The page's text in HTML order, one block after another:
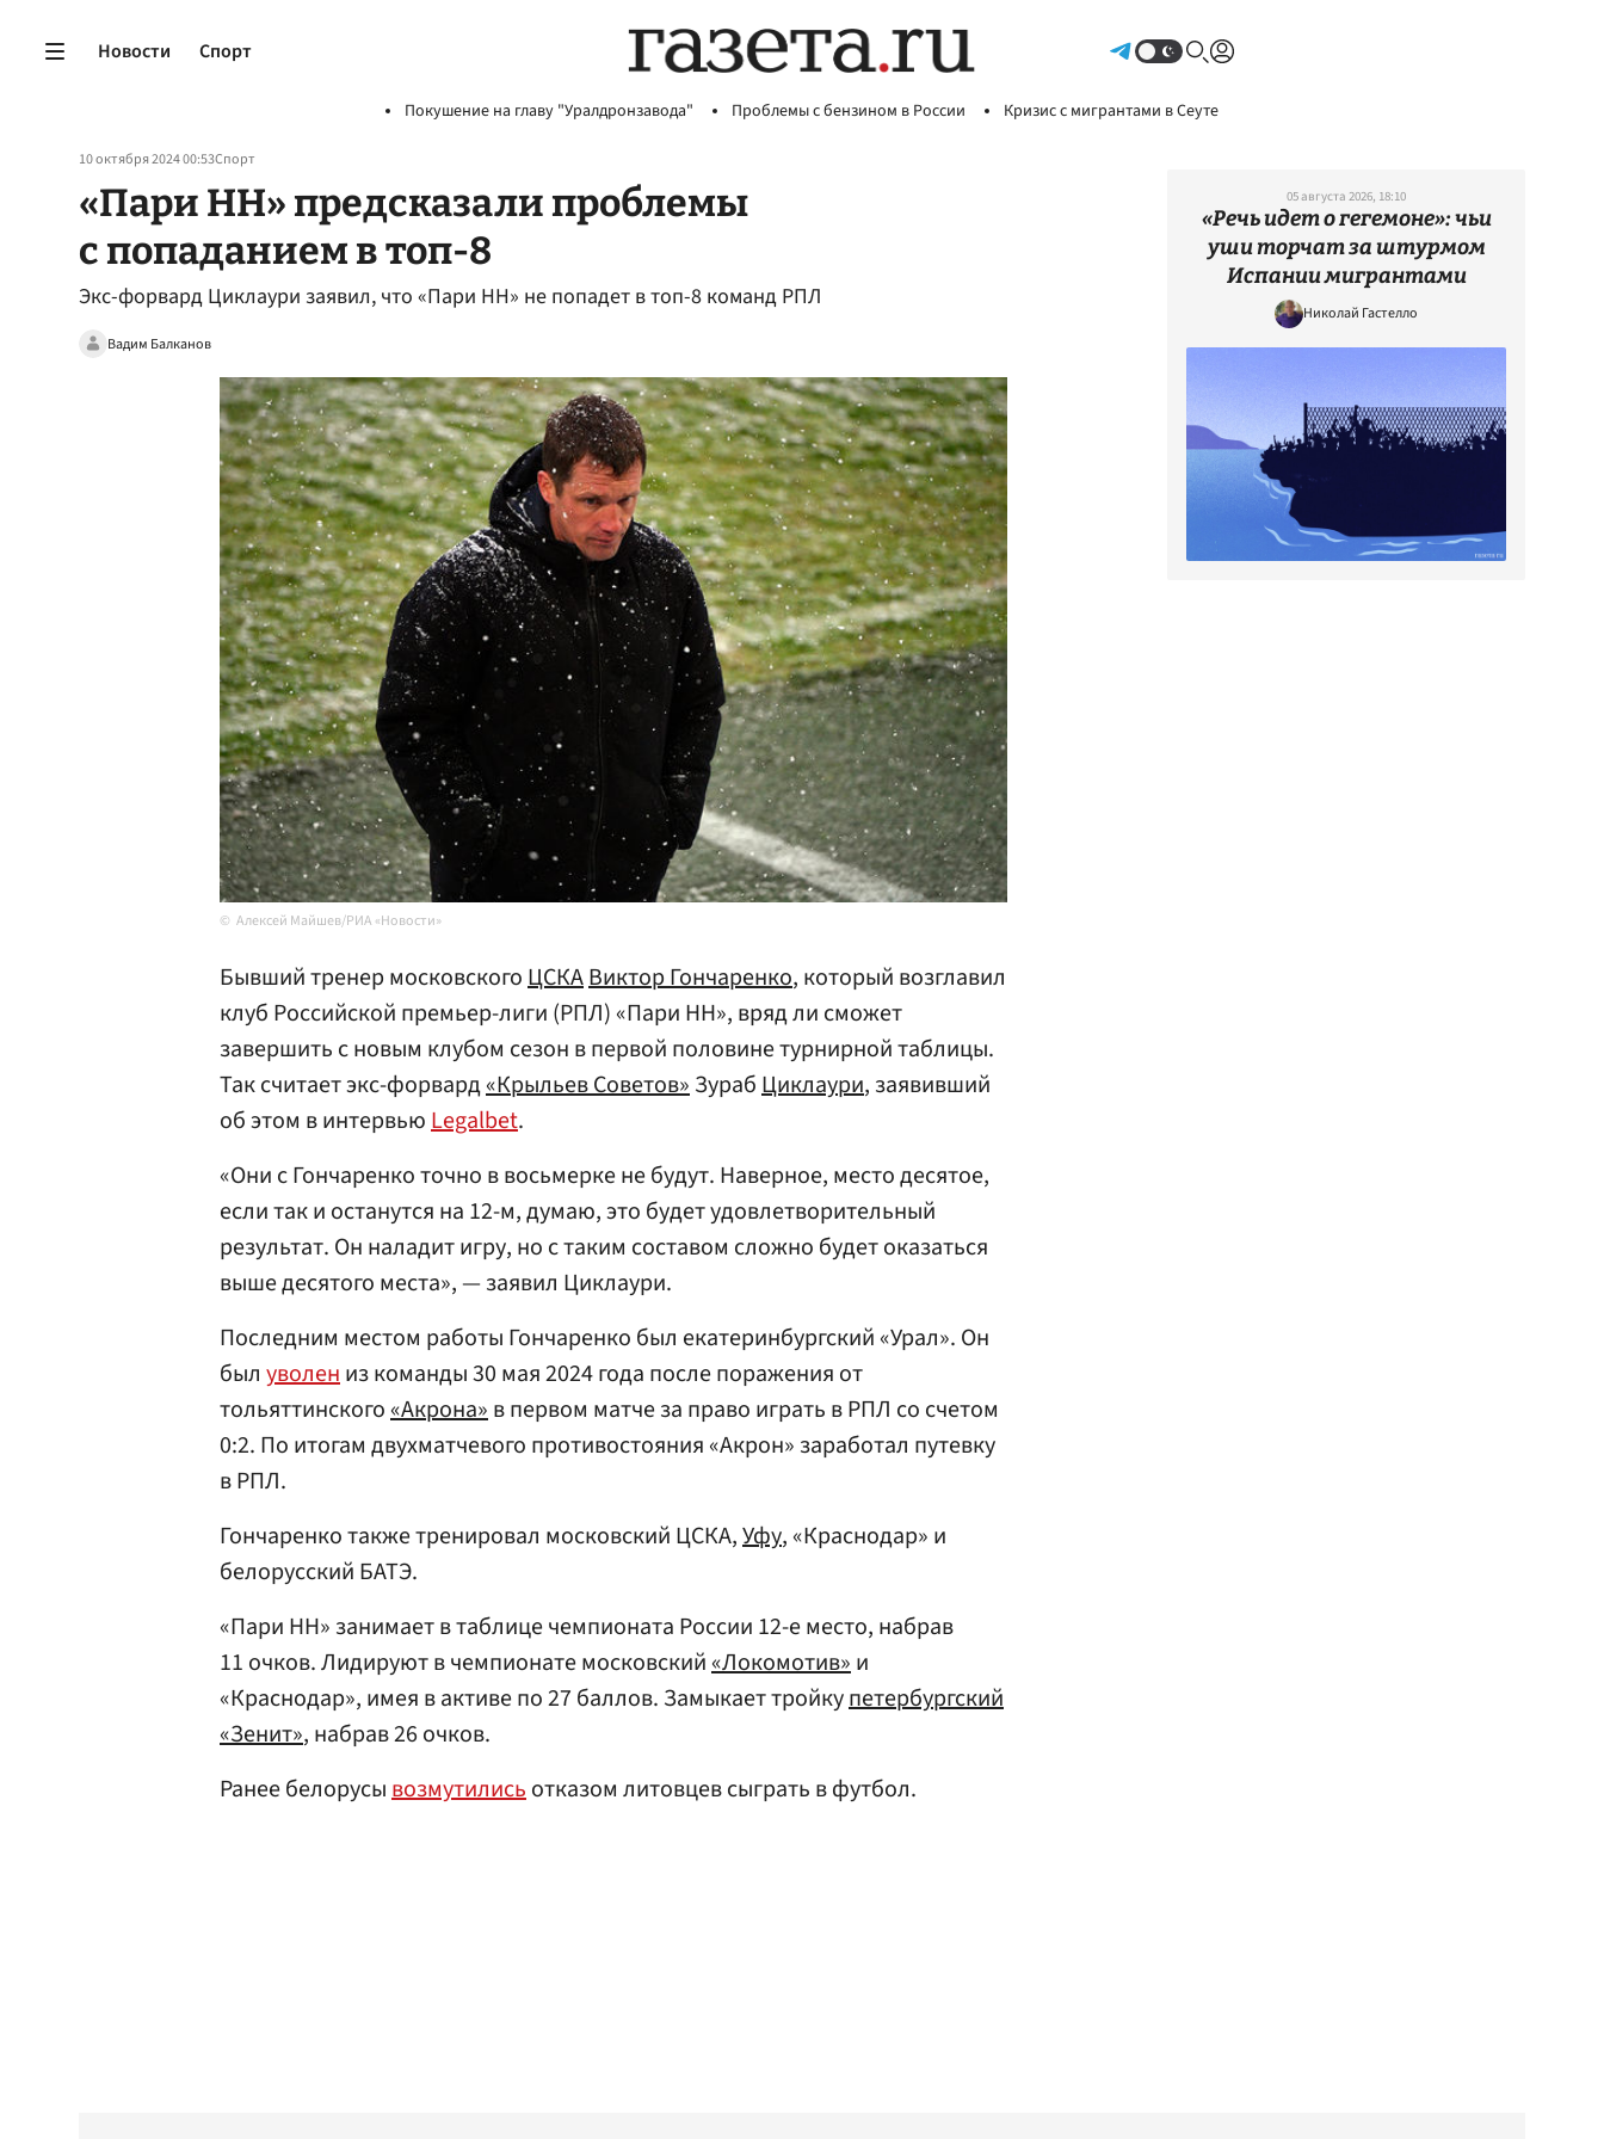
Новости Спорт
Покушение на главу "Уралдронзавода" Проблемы с бензином в России Кризис с мигрантами в Сеуте
10 октября 2024 00:53Спорт
«Пари НН» предсказали проблемы
с попаданием в топ-8
Экс-форвард Циклаури заявил, что «Пари НН» не попадет в топ-8 команд РПЛ
Вадим Балканов
Алексей Майшев/РИА «Новости»
Бывший тренер московскогоЦСКАВиктор Гончаренко, который возглавил
клуб Российской премьер-лиги (РПЛ) «Пари НН», вряд ли сможет
завершить с новым клубом сезон в первой половине турнирной таблицы.
Так считает экс-форвард«Крыльев Советов»ЗурабЦиклаури, заявивший
об этом в интервьюLegalbet.
«Они с Гончаренко точно в восьмерке не будут. Наверное, место десятое,
если так и останутся на 12-м, думаю, это будет удовлетворительный
результат. Он наладит игру, но с таким составом сложно будет оказаться
выше десятого места», — заявил Циклаури.
Последним местом работы Гончаренко был екатеринбургский «Урал». Он
был уволениз команды 30 мая 2024 года после поражения от
тольяттинского«Акрона»в первом матче за право играть в РПЛ со счетом
0:2. По итогам двухматчевого противостояния «Акрон» заработал путевку
в РПЛ.
Гончаренко также тренировал московский ЦСКА,Уфу, «Краснодар» и
белорусский БАТЭ.
«Пари НН» занимает в таблице чемпионата России 12-е место, набрав
11 очков. Лидируют в чемпионате московский«Локомотив»и
«Краснодар», имея в активе по 27 баллов. Замыкает тройкупетербургский
«Зенит», набрав 26 очков.
Ранее белорусывозмутилисьотказом литовцев сыграть в футбол.
05 августа 2026, 18:10
«Речь идет о гегемоне»: чьи
уши торчат за штурмом
Испании мигрантами
Николай Гастелло